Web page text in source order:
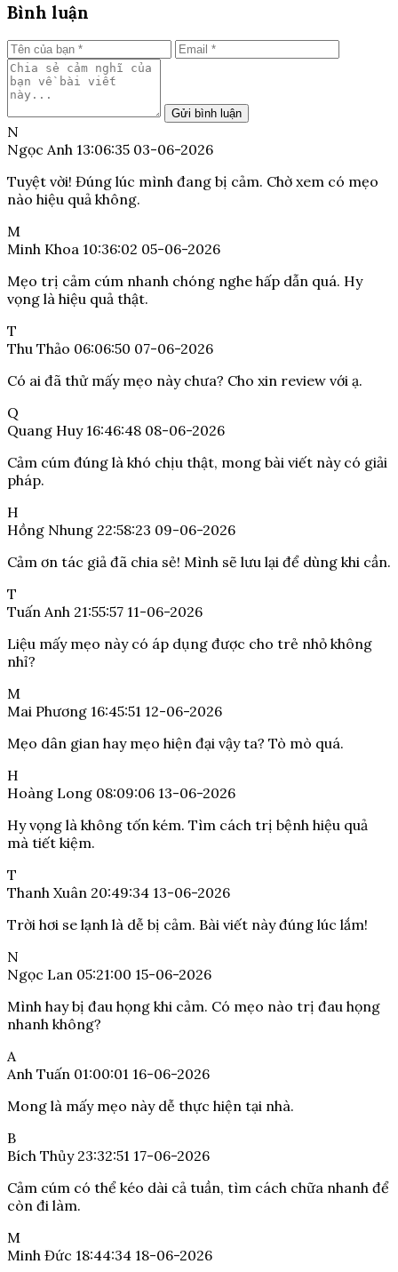
Bình luận
Gửi bình luận
N
Ngọc Anh 13:06:35 03-06-2026
Tuyệt vời! Đúng lúc mình đang bị cảm. Chờ xem có mẹo
nào hiệu quả không.
M
Minh Khoa 10:36:02 05-06-2026
Mẹo trị cảm cúm nhanh chóng nghe hấp dẫn quá. Hy
vọng là hiệu quả thật.
T
Thu Thảo 06:06:50 07-06-2026
Có ai đã thử mấy mẹo này chưa? Cho xin review với ạ.
Q
Quang Huy 16:46:48 08-06-2026
Cảm cúm đúng là khó chịu thật, mong bài viết này có giải
pháp.
H
Hồng Nhung 22:58:23 09-06-2026
Cảm ơn tác giả đã chia sẻ! Mình sẽ lưu lại để dùng khi cần.
T
Tuấn Anh 21:55:57 11-06-2026
Liệu mấy mẹo này có áp dụng được cho trẻ nhỏ không
nhỉ?
M
Mai Phương 16:45:51 12-06-2026
Mẹo dân gian hay mẹo hiện đại vậy ta? Tò mò quá.
H
Hoàng Long 08:09:06 13-06-2026
Hy vọng là không tốn kém. Tìm cách trị bệnh hiệu quả
mà tiết kiệm.
T
Thanh Xuân 20:49:34 13-06-2026
Trời hơi se lạnh là dễ bị cảm. Bài viết này đúng lúc lắm!
N
Ngọc Lan 05:21:00 15-06-2026
Mình hay bị đau họng khi cảm. Có mẹo nào trị đau họng
nhanh không?
A
Anh Tuấn 01:00:01 16-06-2026
Mong là mấy mẹo này dễ thực hiện tại nhà.
B
Bích Thủy 23:32:51 17-06-2026
Cảm cúm có thể kéo dài cả tuần, tìm cách chữa nhanh để
còn đi làm.
M
Minh Đức 18:44:34 18-06-2026